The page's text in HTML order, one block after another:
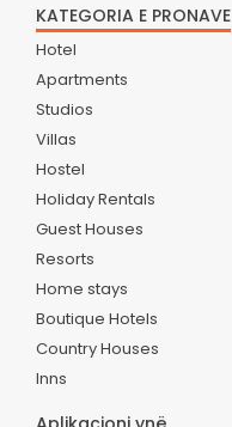
KATEGORIA E PRONAVE
Hotel
Apartments
Studios
Villas
Hostel
Holiday Rentals
Guest Houses
Resorts
Home stays
Boutique Hotels
Country Houses
Inns